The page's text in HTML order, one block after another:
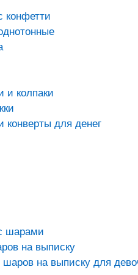
конфетти
и колпаки
конверты для денег
шарами
на выписку
на выписку для